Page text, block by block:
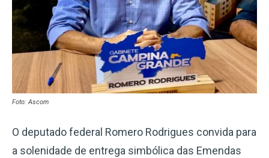
Foto: Ascom
O deputado federal Romero Rodrigues convida para
a solenidade de entrega simbólica das Emendas